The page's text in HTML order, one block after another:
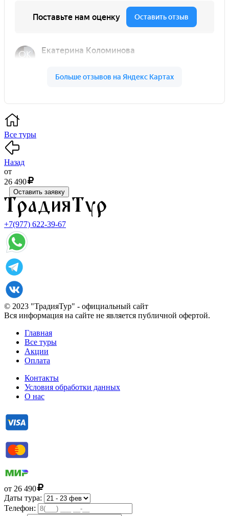
Все туры
Назад
от
26 490
Оставить заявку
+7(977) 622-39-67
© 2023 "ТрадияТур" - официальный сайт
Вся информация на сайте не является публичной офертой.
Главная
Все туры
Акции
Оплата
Контакты
Условия обработки данных
О нас
от 26 490
Даты тура:
Телефон: